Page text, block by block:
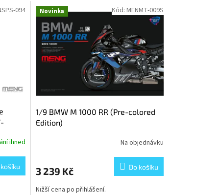
ihned
094 Novinka
1/9 BMW M 1000 RR (Pre-colored
Edition)
Na objednávku
3 239 Kč Do košíku
Nižší cena po přihlášení.
Kód: MENMT-009S